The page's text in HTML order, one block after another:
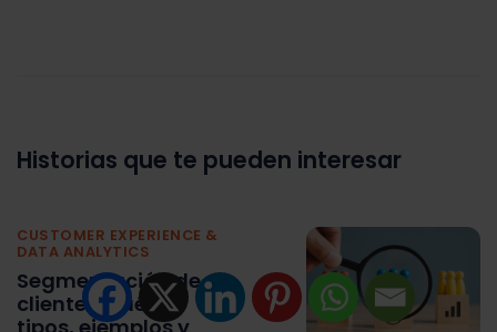
Historias que te pueden interesar
CUSTOMER EXPERIENCE &
DATA ANALYTICS
Segmentación de
clientes: qué es,